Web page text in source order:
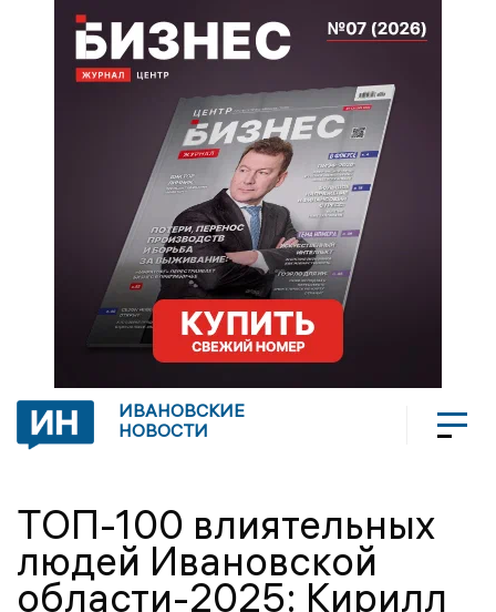
ИВАНОВСКИЕ
НОВОСТИ
ТОП-100 влиятельных
людей Ивановской
области-2025: Кирилл